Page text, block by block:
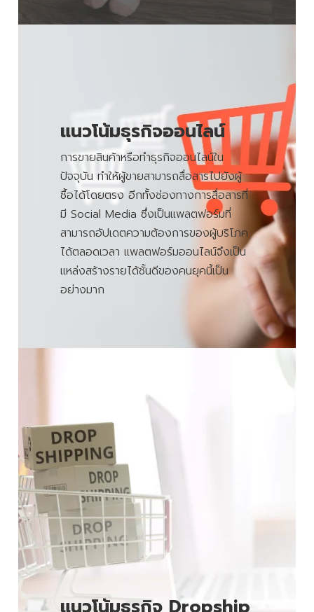
แนวโน้มธุรกิจออนไลน์
การขายสินค้าหรือทำธุรกิจออนไลน์ใน
ปัจจุบัน ทำให้ผู้ขายสามารถสื่อสารไปยังผู้
ซื้อได้โดยตรง อีกทั้งช่องทางการสื่อสารที่
มี Social Media ซึ่งเป็นแพลตฟอร์มที่
สามารถอัปเดตความต้องการของผู้บริโภค
ได้ตลอดเวลา แพลตฟอร์มออนไลน์จึงเป็น
แหล่งสร้างรายได้ชั้นดีของคนยุคนี้เป็น
อย่างมาก